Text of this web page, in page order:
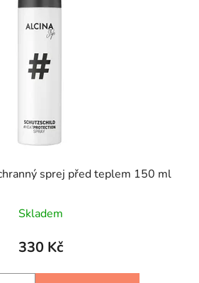
sprej před teplem 150 ml
Skladem
330 Kč